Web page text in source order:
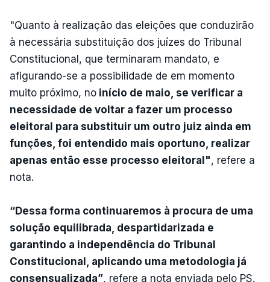
"Quanto à realização das eleições que conduzirão
à necessária substituição dos juízes do Tribunal
Constitucional, que terminaram mandato, e
afigurando-se a possibilidade de em momento
muito próximo, no início de maio, se verificar a
necessidade de voltar a fazer um processo
eleitoral para substituir um outro juiz ainda em
funções, foi entendido mais oportuno, realizar
apenas então esse processo eleitoral", refere a
nota.
“Dessa forma continuaremos à procura de uma
solução equilibrada, despartidarizada e
garantindo a independência do Tribunal
Constitucional, aplicando uma metodologia já
consensualizada”, refere a nota enviada pelo PS.